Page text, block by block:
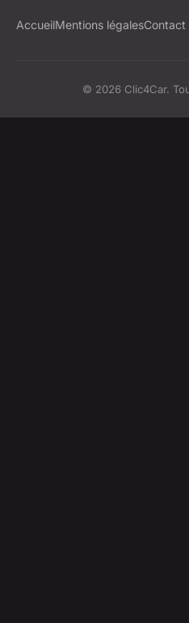
AccueilMentions légalesContact
© 2026 Clic4Car.